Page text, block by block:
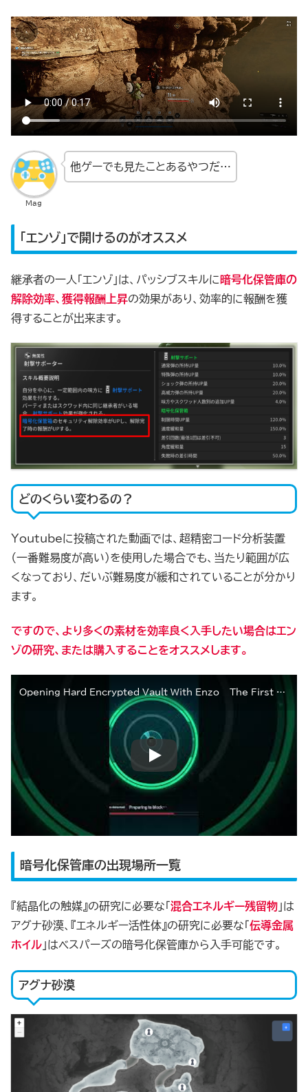
Mag
他ゲーでも見たことあるやつだ…
「エンゾ」で開けるのがオススメ
継承者の一人「エンゾ」は、パッシブスキルに 暗号化保管庫の
解除効率、獲得報酬上昇の効果があり、効率的に報酬を獲
得することが出来ます。
どのくらい変わるの？
Youtubeに投稿された動画では、超精密コード分析装置
（一番難易度が高い）を使用した場合でも、当たり範囲が広
くなっており、だいぶ難易度が緩和されていることが分かり
ます。
ですので、より多くの素材を効率良く入手したい場合はエン
ゾの研究、または購入することをオススメします。
Opening Hard Encrypted Vault With Enzo – The First Descendant #shorts #gaming #tfd
暗号化保管庫の出現場所一覧
『結晶化の触媒』の研究に必要な「 混合エネルギー残留物 」は
アグナ砂漠、『エネルギー活性体』の研究に必要な「 伝導金属
ホイル 」はベスパーズの暗号化保管庫から入手可能です。
アグナ砂漠